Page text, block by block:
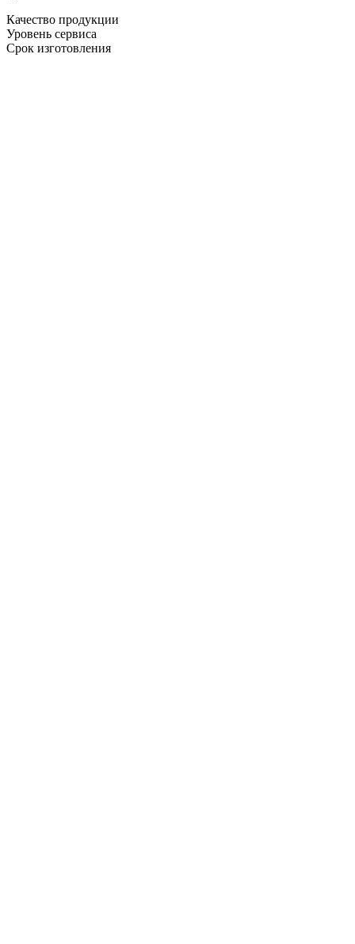
Качество продукции
Уровень сервиса
Срок изготовления